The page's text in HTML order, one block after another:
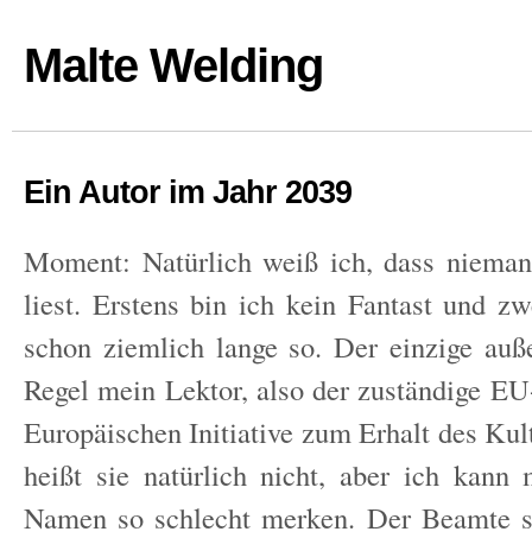
Malte Welding
Ein Autor im Jahr 2039
Moment: Natürlich weiß ich, dass
liest. Erstens bin ich kein Fantast und
schon ziemlich lange so. Der einzige
Regel mein Lektor, also der zuständige
Europäischen Initiative zum Erhalt des
heißt sie natürlich nicht, aber ich kann
Namen so schlecht merken. Der Beamte